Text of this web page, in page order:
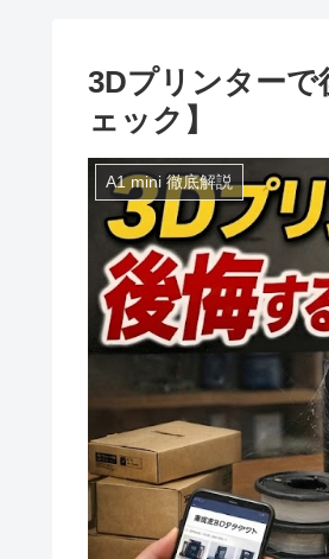
3Dプリンターで
ェック】
A1 mini 徹底解説